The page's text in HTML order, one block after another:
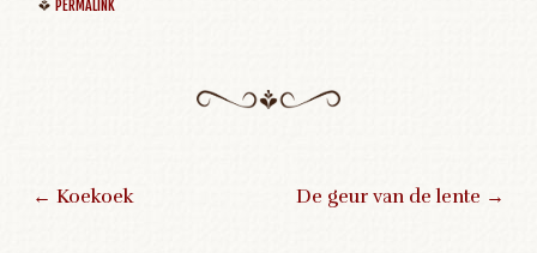
PERMALINK
← Koekoek De geur van de lente →